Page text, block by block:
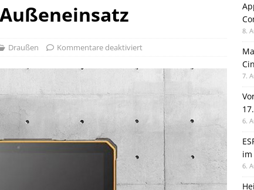
Draußen Kommentare deaktiviert
8.
7.
6.
im
6.